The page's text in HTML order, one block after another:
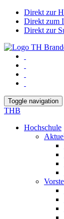
Direkt zur
Direkt zum
Direkt zur
Toggle navigation
THB
Hochschule